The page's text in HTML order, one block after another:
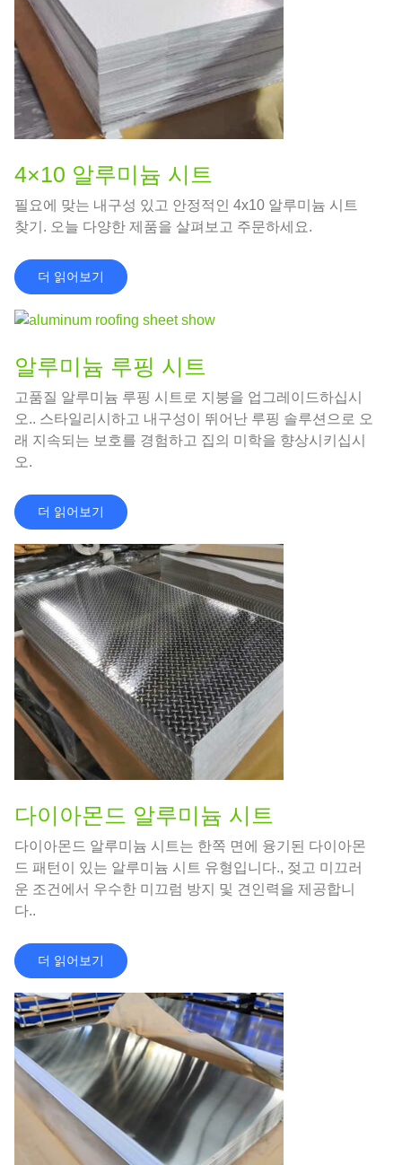
4×10 알루미늄 시트
필요에 맞는 내구성 있고 안정적인 4x10 알루미늄 시트
찾기. 오늘 다양한 제품을 살펴보고 주문하세요.
더 읽어보기
알루미늄 루핑 시트
고품질 알루미늄 루핑 시트로 지붕을 업그레이드하십시
오.. 스타일리시하고 내구성이 뛰어난 루핑 솔루션으로 오
래 지속되는 보호를 경험하고 집의 미학을 향상시키십시
오.
더 읽어보기
다이아몬드 알루미늄 시트
다이아몬드 알루미늄 시트는 한쪽 면에 융기된 다이아몬
드 패턴이 있는 알루미늄 시트 유형입니다., 젖고 미끄러
운 조건에서 우수한 미끄럼 방지 및 견인력을 제공합니
다..
더 읽어보기